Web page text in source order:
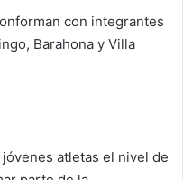
con integrantes
Barahona y Villa
atletas el nivel de